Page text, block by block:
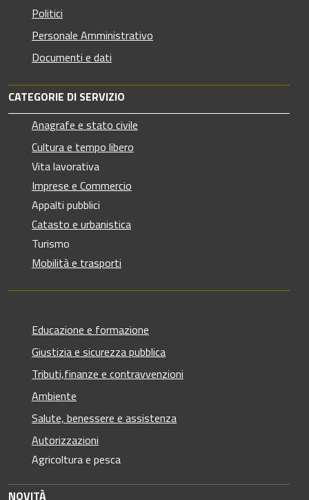
Politici
Personale Amministrativo
Documenti e dati
CATEGORIE DI SERVIZIO
Anagrafe e stato civile
Cultura e tempo libero
Vita lavorativa
Imprese e Commercio
Appalti pubblici
Catasto e urbanistica
Turismo
Mobilità e trasporti
Educazione e formazione
Giustizia e sicurezza pubblica
Tributi,finanze e contravvenzioni
Ambiente
Salute, benessere e assistenza
Autorizzazioni
Agricoltura e pesca
NOVITÀ